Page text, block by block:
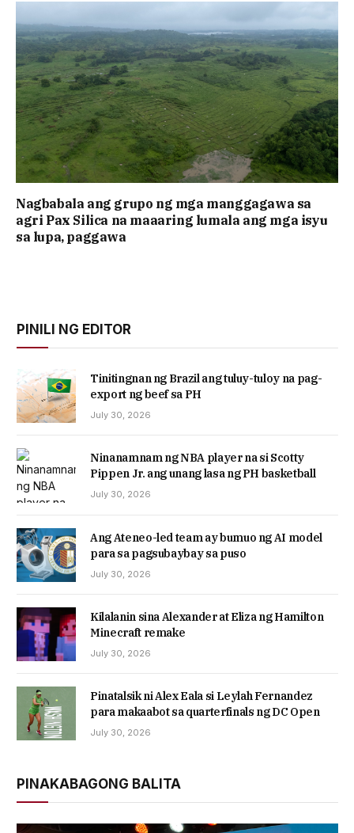
Nagbabala ang grupo ng mga manggagawa sa
agri Pax Silica na maaaring lumala ang mga isyu
sa lupa, paggawa
PINILI NG EDITOR
Tinitingnan ng Brazil ang tuluy-tuloy na pag-
export ng beef sa PH
July 30, 2026
Ninanamnam ng NBA player na si Scotty
Pippen Jr. ang unang lasa ng PH basketball
July 30, 2026
Ang Ateneo-led team ay bumuo ng AI model
para sa pagsubaybay sa puso
July 30, 2026
Kilalanin sina Alexander at Eliza ng Hamilton
Minecraft remake
July 30, 2026
Pinatalsik ni Alex Eala si Leylah Fernandez
para makaabot sa quarterfinals ng DC Open
July 30, 2026
PINAKABAGONG BALITA